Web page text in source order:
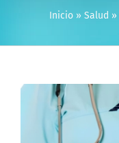
Inicio » Salud »